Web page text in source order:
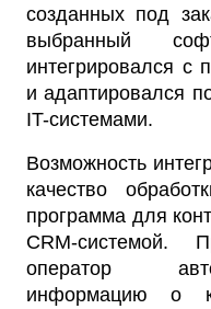
созданных под
выбранный
интегрировался с
и адаптировался
IT-системами.
Возможность
качество
программа для
CRM-системой.
оператор
информацию о